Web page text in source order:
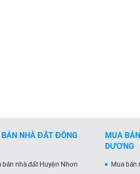
NHÀ ĐẤT ĐỒNG
bán nhà đất Huyện Nhơn
MUA
DƯƠNG
Mua bán